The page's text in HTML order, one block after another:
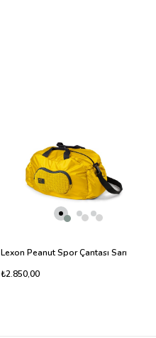
Lexon Peanut Spor Çantası Sarı
₺2.850,00